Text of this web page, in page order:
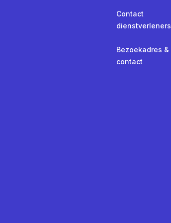
Contact
dienstverleners
Bezoekadres &
contact